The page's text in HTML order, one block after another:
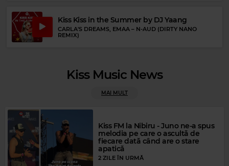
Magic FM
CHRIS NORMAN & SUZI QUATRO
Kiss Kiss in the Summer by DJ Yaang
CARLA'S DREAMS, EMAA – N-AUD (DIRTY NANO
REMIX)
Kiss Music News
MAI MULT
Kiss FM la Nibiru - Juno ne-a spus
melodia pe care o ascultă de
fiecare dată când are o stare
apatică
2 ZILE ÎN URMĂ